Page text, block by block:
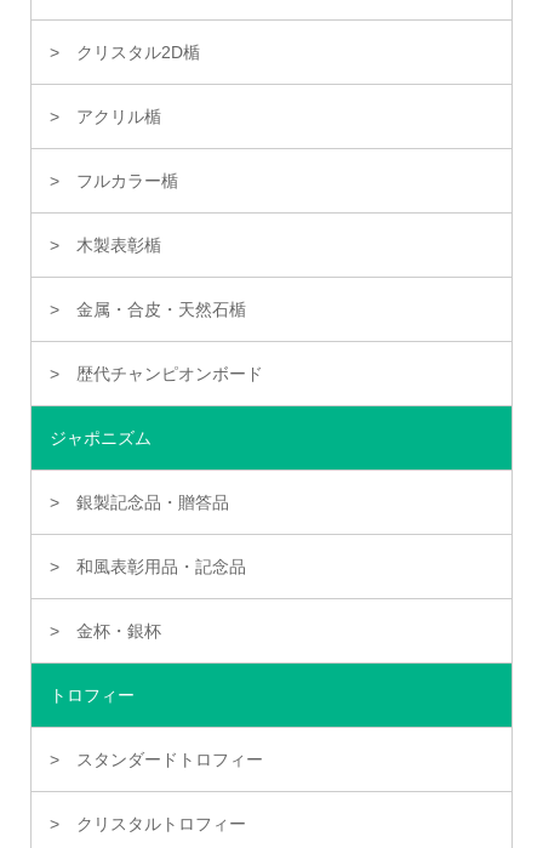
クリスタル2D楯
アクリル楯
フルカラー楯
木製表彰楯
金属・合皮・天然石楯
歴代チャンピオンボード
ジャポニズム
銀製記念品・贈答品
和風表彰用品・記念品
金杯・銀杯
トロフィー
スタンダードトロフィー
クリスタルトロフィー